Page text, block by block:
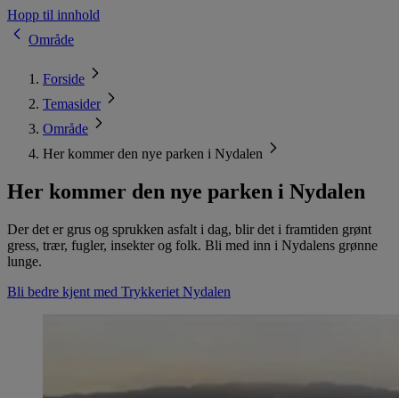
Hopp til innhold
Område
Forside
Temasider
Område
Her kommer den nye parken i Nydalen
Her kommer den nye parken i Nydalen
Der det er grus og sprukken asfalt i dag, blir det i framtiden grønt
gress, trær, fugler, insekter og folk. Bli med inn i Nydalens grønne
lunge.
Bli bedre kjent med Trykkeriet Nydalen